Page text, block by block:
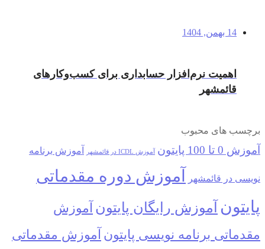
14 بهمن, 1404
اهمیت نرم‌افزار حسابداری برای کسب‌وکارهای
قائمشهر
برچسب های محبوب
آموزش 0 تا 100 پایتون آموزش ICDL در قائمشهر آموزش برنامه
نویسی در قائمشهر
آموزش دوره مقدماتی
پایتونآموزش رایگان پایتونآموزش
مقدماتی برنامه نویسی پایتونآموزش مقدماتی